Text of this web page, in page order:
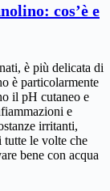
cos’è e
è più delicata di
è particolarmente
il pH cutaneo e
e
irritanti,
tutte le volte che
bene con acqua